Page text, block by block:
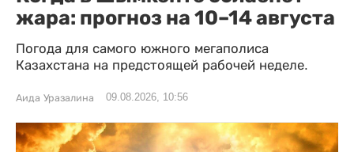
жара: прогноз на 10–14 августа
Погода для самого южного мегаполиса
Казахстана на предстоящей рабочей неделе.
Аида Уразалина 09.08.2026, 10:56